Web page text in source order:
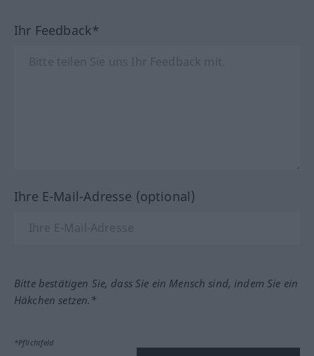
Ihr Feedback*
Ihre E-Mail-Adresse (optional)
Bitte bestätigen Sie, dass Sie ein Mensch sind, indem Sie ein
Häkchen setzen.*
*Pflichtfeld